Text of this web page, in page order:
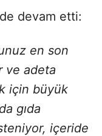
devam etti:
en son
ve adeta
için büyük
gıda
içeride